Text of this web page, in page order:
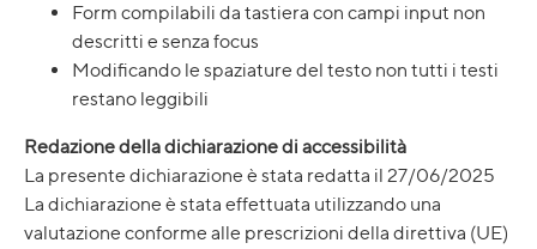
Form compilabili da tastiera con campi input non
descritti e senza focus
Modificando le spaziature del testo non tutti i testi
restano leggibili
Redazione della dichiarazione di accessibilità
La presente dichiarazione è stata redatta il 27/06/2025
La dichiarazione è stata effettuata utilizzando una
valutazione conforme alle prescrizioni della direttiva (UE)